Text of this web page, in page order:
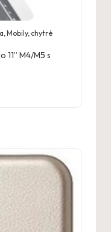
,Mobily, chytré
11” M4/M5 s